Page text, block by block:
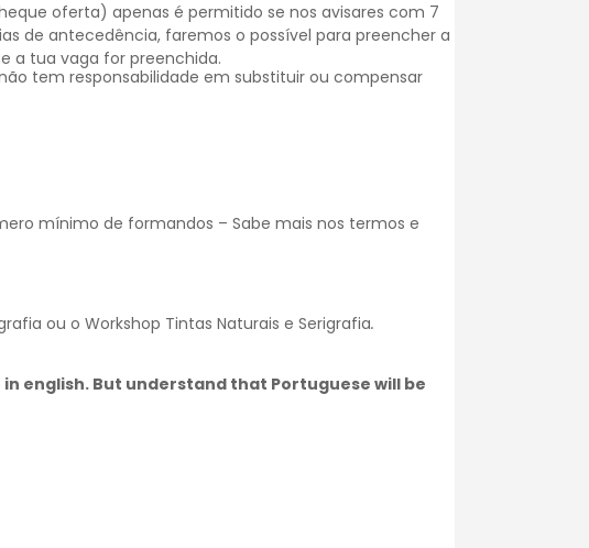
oferta) apenas é permitido se nos avisares com 7
de antecedência, faremos o possível para preencher a
a tua vaga for preenchida.
tem responsabilidade em substituir ou compensar
mínimo de formandos – Sabe mais nos termos e
ou o Workshop Tintas Naturais e Serigrafia.
english. But understand that Portuguese will be